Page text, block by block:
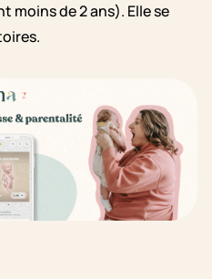
moins de 2 ans). Elle se